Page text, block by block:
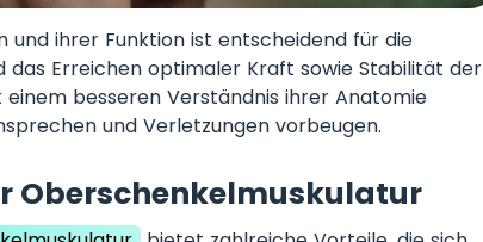
und ihrer Funktion ist entscheidend für die
das Erreichen optimaler Kraft sowie Stabilität der
besseren Verständnis ihrer Anatomie
und Verletzungen vorbeugen.
Oberschenkelmuskulatur